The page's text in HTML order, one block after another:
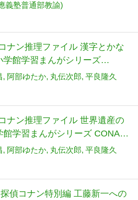
義塾普通部教諭)
ナン推理ファイル 漢字とかな
学館学習まんがシリーズ
COMIC STUDY SERI)
阿部ゆたか 丸伝次郎 平良隆久
ナン推理ファイル 世界遺産の
館学習まんがシリーズ CONAN
STUDY SERI)
阿部ゆたか 丸伝次郎 平良隆久
偵コナン特別編 工藤新一への